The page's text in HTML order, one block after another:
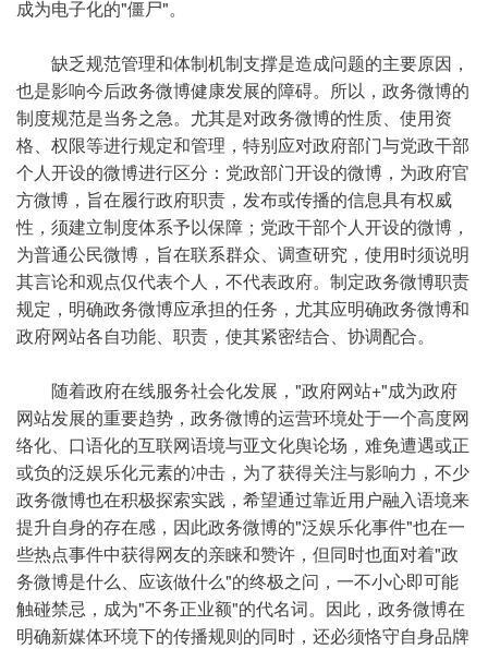
成为电子化的"僵尸"。
缺乏规范管理和体制机制支撑是造成问题的主要原因，
也是影响今后政务微博健康发展的障碍。所以，政务微博的
制度规范是当务之急。尤其是对政务微博的性质、使用资
格、权限等进行规定和管理，特别应对政府部门与党政干部
个人开设的微博进行区分：党政部门开设的微博，为政府官
方微博，旨在履行政府职责，发布或传播的信息具有权威
性，须建立制度体系予以保障；党政干部个人开设的微博，
为普通公民微博，旨在联系群众、调查研究，使用时须说明
其言论和观点仅代表个人，不代表政府。制定政务微博职责
规定，明确政务微博应承担的任务，尤其应明确政务微博和
政府网站各自功能、职责，使其紧密结合、协调配合。
随着政府在线服务社会化发展，"政府网站+"成为政府
网站发展的重要趋势，政务微博的运营环境处于一个高度网
络化、口语化的互联网语境与亚文化舆论场，难免遭遇或正
或负的泛娱乐化元素的冲击，为了获得关注与影响力，不少
政务微博也在积极探索实践，希望通过靠近用户融入语境来
提升自身的存在感，因此政务微博的"泛娱乐化事件"也在一
些热点事件中获得网友的亲睐和赞许，但同时也面对着"政
务微博是什么、应该做什么"的终极之问，一不小心即可能
触碰禁忌，成为"不务正业额"的代名词。因此，政务微博在
明确新媒体环境下的传播规则的同时，还必须恪守自身品牌